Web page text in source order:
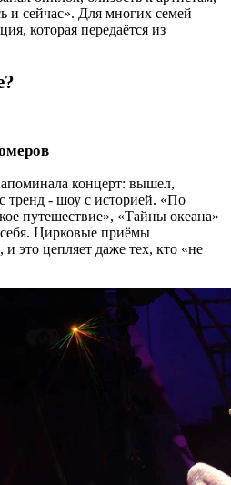
и сейчас». Для многих семей
которая передаётся из
концерт: вышел,
тренд - шоу с историей. «По
путешествие», «Тайны океана»
себя. Цирковые приёмы
это цепляет даже тех, кто «не